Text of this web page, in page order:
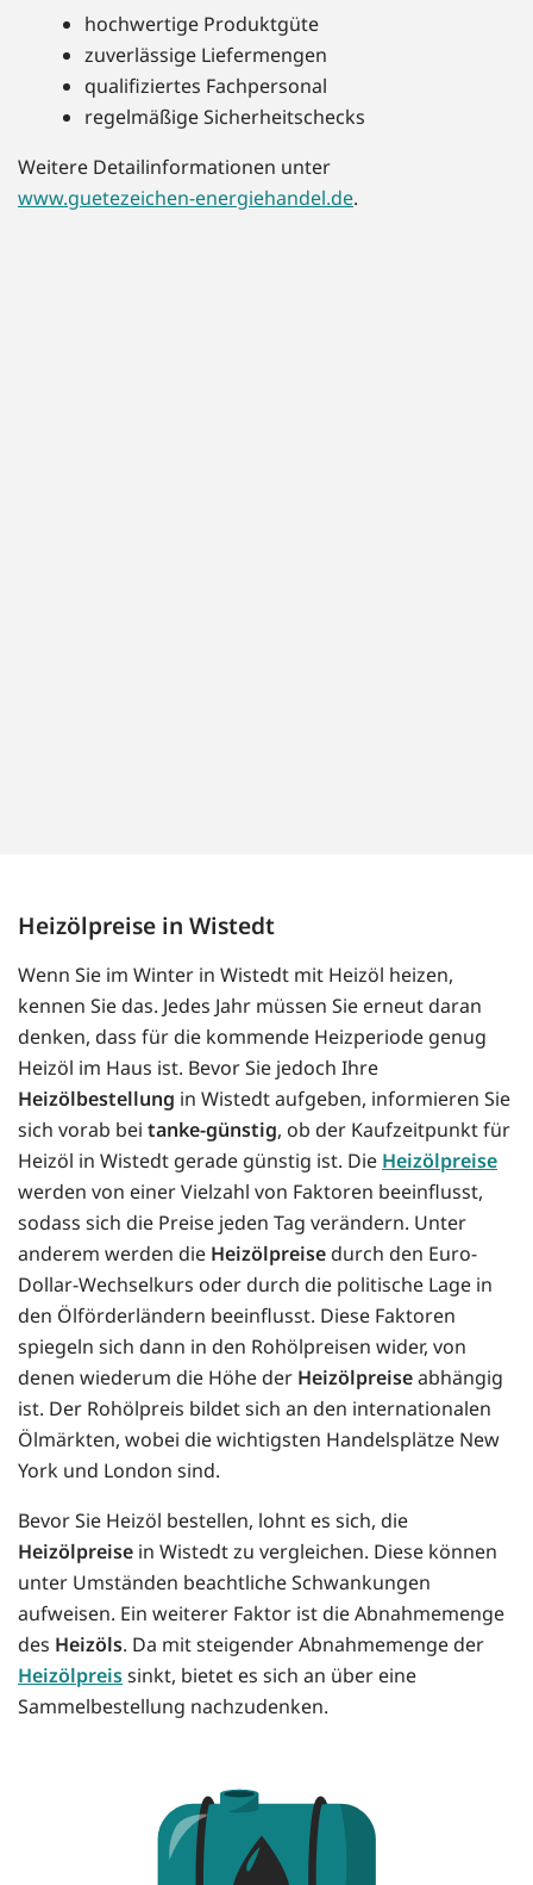
hochwertige Produktgüte
zuverlässige Liefermengen
qualifiziertes Fachpersonal
regelmäßige Sicherheitschecks
Weitere Detailinformationen unter
www.guetezeichen-energiehandel.de.
Heizölpreise in Wistedt
Wenn Sie im Winter in Wistedt mit Heizöl heizen,
kennen Sie das. Jedes Jahr müssen Sie erneut daran
denken, dass für die kommende Heizperiode genug
Heizöl im Haus ist. Bevor Sie jedoch Ihre
Heizölbestellung in Wistedt aufgeben, informieren Sie
sich vorab bei tanke-günstig, ob der Kaufzeitpunkt für
Heizöl in Wistedt gerade günstig ist. Die Heizölpreise
werden von einer Vielzahl von Faktoren beeinflusst,
sodass sich die Preise jeden Tag verändern. Unter
anderem werden die Heizölpreise durch den Euro-
Dollar-Wechselkurs oder durch die politische Lage in
den Ölförderländern beeinflusst. Diese Faktoren
spiegeln sich dann in den Rohölpreisen wider, von
denen wiederum die Höhe der Heizölpreiseabhängig
ist. Der Rohölpreis bildet sich an den internationalen
Ölmärkten, wobei die wichtigsten Handelsplätze New
York und London sind.
Bevor Sie Heizöl bestellen, lohnt es sich, die
Heizölpreise in Wistedt zu vergleichen. Diese können
unter Umständen beachtliche Schwankungen
aufweisen. Ein weiterer Faktor ist die Abnahmemenge
des Heizöls. Da mit steigender Abnahmemenge der
Heizölpreissinkt, bietet es sich an über eine
Sammelbestellung nachzudenken.